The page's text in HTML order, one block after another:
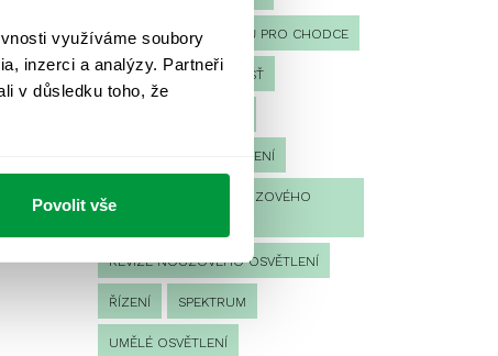
využíváme soubory
inzerci a analýzy. Partneři
v důsledku toho, že
Povolit vše
OSVĚTLENÍ PŘECHODŮ PRO CHODCE
OSVĚTLENÍ SPORTOVIŠŤ
PROTIPANICKÉ OSVĚTLENÍ
PROVOZNÍ DENÍK NOUZOVÉHO
REVIZE NOUZOVÉHO OSVĚTLENÍ
ŘÍZENÍ SPEKTRUM
UMĚLÉ OSVĚTLENÍ